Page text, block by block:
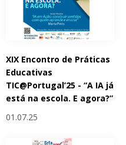
XIX Encontro de Práticas
Educativas
TIC@Portugal’25 - “A IA já
está na escola. E agora?”
01.07.25